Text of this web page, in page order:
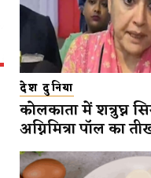
देश दुनिया
कोलकाता में शत्रुघ्न
अग्निमित्रा पॉल का